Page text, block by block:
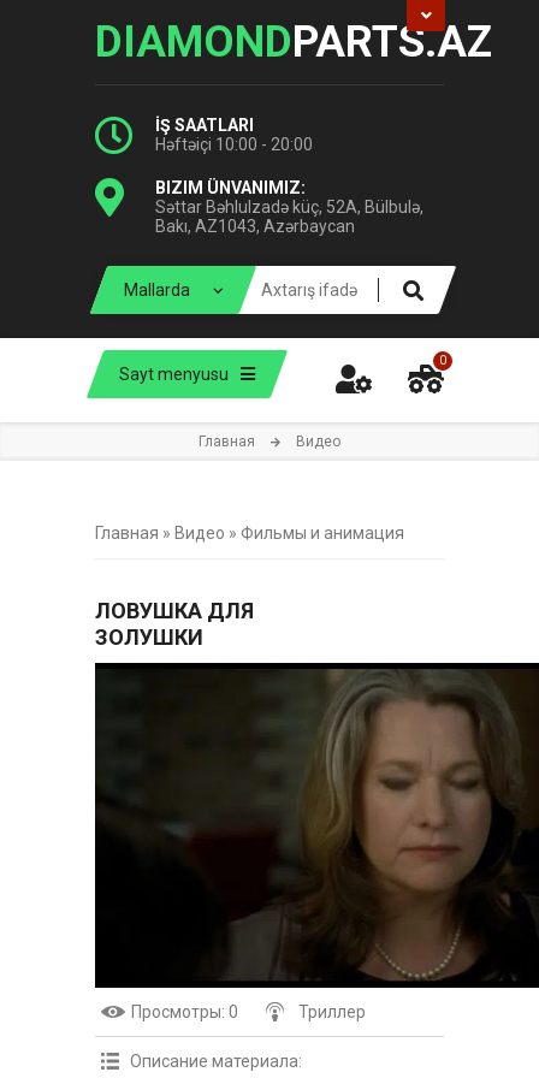
DIAMONDPARTS.AZ
İŞ SAATLARI
Həftəiçi 10:00 - 20:00
BIZIM ÜNVANIMIZ:
Səttar Bəhlulzadə küç, 52A, Bülbulə,
Bakı, AZ1043, Azərbaycan
Sayt menyusu
0
Главная Видео
Главная » Видео » Фильмы и анимация
ЛОВУШКА ДЛЯ
ЗОЛУШКИ
Просмотры: 0 Триллер
Описание материала: